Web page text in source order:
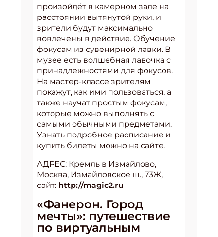
произойдёт в камерном зале на
расстоянии вытянутой руки, и
зрители будут максимально
вовлечены в действие. Обучение
фокусам из сувенирной лавки. В
музее есть волшебная лавочка с
принадлежностями для фокусов.
На мастер-классе зрителям
покажут, как ими пользоваться, а
также научат простым фокусам,
которые можно выполнять с
самыми обычными предметами.
Узнать подробное расписание и
купить билеты можно на сайте.
АДРЕС: Кремль в Измайлово,
Москва, Измайловское ш., 73Ж,
сайт: http://magic2.ru
«Фанерон. Город
мечты»: путешествие
по виртуальным